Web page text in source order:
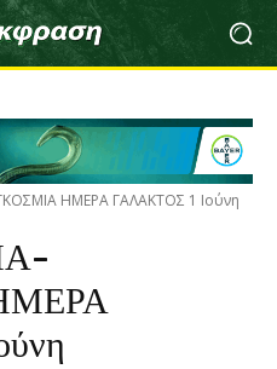
ΗΜΕΡΑ ΓΑΛΑΚΤΟΣ 1 Ιούνη